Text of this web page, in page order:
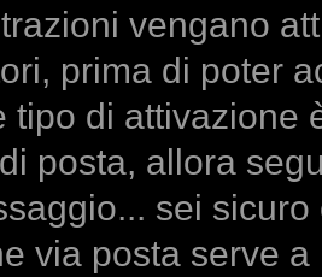
vengano
prima di poter
tipo di attivazione
posta, allora
sei
via posta serve